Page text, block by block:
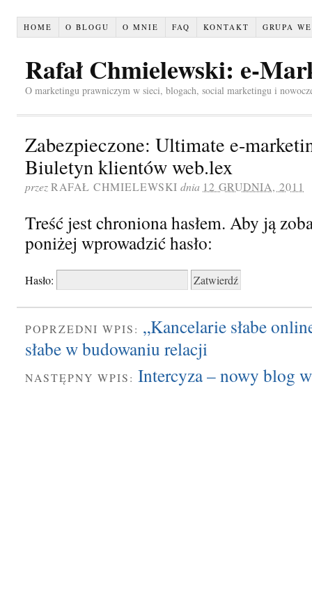
HOME O BLOGU O MNIE FAQ KONTAKT GRUPA
Rafał Chmielewski: e-
O marketingu prawniczym w sieci, blogach, social marketingu i
Zabezpieczone: Ultimate e-
Biuletyn klientów web.lex
przezRAFAŁ CHMIELEWSKI dnia 12 GRUDNIA, 2011
Treść jest chroniona hasłem. Aby ją
poniżej wprowadzić hasło:
Hasło:
POPRZEDNI WPIS: „Kancelarie słabe
słabe w budowaniu relacji
NASTĘPNY WPIS: Intercyza – nowy blog